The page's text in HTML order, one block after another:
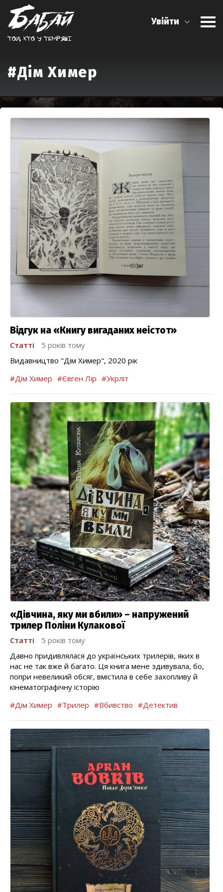
Той, хто у темрявi
Увійти
#Дім Химер
Відгук на «Книгу вигаданих неістот»
Статті
5 років тому
Видавництво "Дім Химер", 2020 рік
#Дім Химер #Євген Лір #Укрліт
«Дівчина, яку ми вбили» – напружений
трилер Поліни Кулакової
Статті
5 років тому
Давно придивлялася до українських трилерів, яких в
нас не так вже й багато. Ця книга мене здивувала, бо,
попри невеликий обсяг, вмістила в себе захопливу й
кінематографічну історію
#Дім Химер #Трилер #Вбивство #Детектив